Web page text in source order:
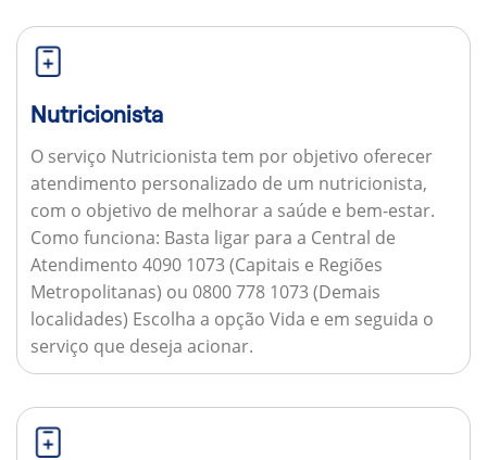
Nutricionista
O serviço Nutricionista tem por objetivo oferecer
atendimento personalizado de um nutricionista,
com o objetivo de melhorar a saúde e bem-estar.
Como funciona: Basta ligar para a Central de
Atendimento 4090 1073 (Capitais e Regiões
Metropolitanas) ou 0800 778 1073 (Demais
localidades) Escolha a opção Vida e em seguida o
serviço que deseja acionar.